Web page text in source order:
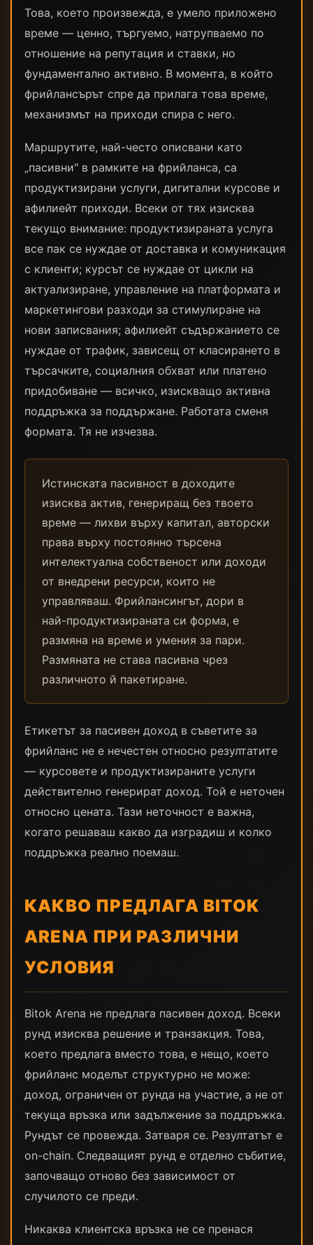
Това, което произвежда, е умело приложено
време — ценно, търгуемо, натрупваемо по
отношение на репутация и ставки, но
фундаментално активно. В момента, в който
фрийлансърът спре да прилага това време,
механизмът на приходи спира с него.
Маршрутите, най-често описвани като
„пасивни" в рамките на фрийланса, са
продуктизирани услуги, дигитални курсове и
афилиейт приходи. Всеки от тях изисква
текущо внимание: продуктизираната услуга
все пак се нуждае от доставка и комуникация
с клиенти; курсът се нуждае от цикли на
актуализиране, управление на платформата и
маркетингови разходи за стимулиране на
нови записвания; афилиейт съдържанието се
нуждае от трафик, зависещ от класирането в
търсачките, социалния обхват или платено
придобиване — всичко, изискващо активна
поддръжка за поддържане. Работата сменя
формата. Тя не изчезва.
Истинската пасивност в доходите
изисква актив, генериращ без твоето
време — лихви върху капитал, авторски
права върху постоянно търсена
интелектуална собственост или доходи
от внедрени ресурси, които не
управляваш. Фрийлансингът, дори в
най-продуктизираната си форма, е
размяна на време и умения за пари.
Размяната не става пасивна чрез
различното й пакетиране.
Етикетът за пасивен доход в съветите за
фрийланс не е нечестен относно резултатите
— курсовете и продуктизираните услуги
действително генерират доход. Той е неточен
относно цената. Тази неточност е важна,
когато решаваш какво да изградиш и колко
поддръжка реално поемаш.
КАКВО ПРЕДЛАГА BITOK
ARENA ПРИ РАЗЛИЧНИ
УСЛОВИЯ
Bitok Arena не предлага пасивен доход. Всеки
рунд изисква решение и транзакция. Това,
което предлага вместо това, е нещо, което
фрийланс моделът структурно не може:
доход, ограничен от рунда на участие, а не от
текуща връзка или задължение за поддръжка.
Рундът се провежда. Затваря се. Резултатът е
on-chain. Следващият рунд е отделно събитие,
започващо отново без зависимост от
случилото се преди.
Никаква клиентска връзка не се пренася